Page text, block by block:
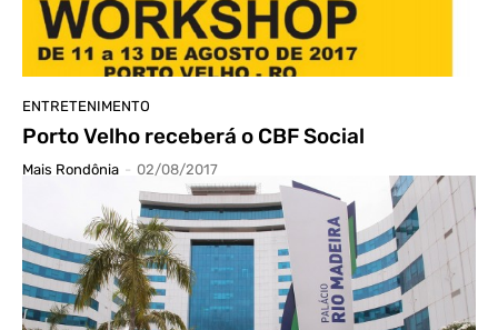
ENTRETENIMENTO
Porto Velho receberá o CBF Social
Mais Rondônia - 02/08/2017